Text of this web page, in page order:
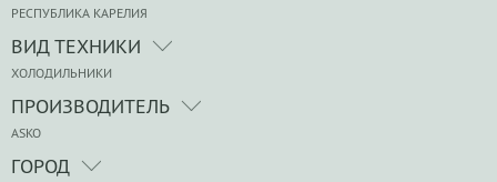
РЕСПУБЛИКА КАРЕЛИЯ
ВИД ТЕХНИКИ
ХОЛОДИЛЬНИКИ
ПРОИЗВОДИТЕЛЬ
ASKO
ГОРОД